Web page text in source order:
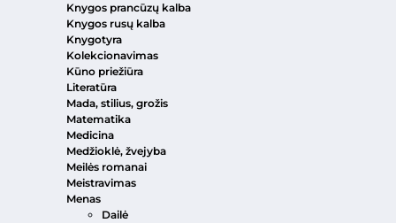
Knygos prancūzų kalba
Knygos rusų kalba
Knygotyra
Kolekcionavimas
Kūno priežiūra
Literatūra
Mada, stilius, grožis
Matematika
Medicina
Medžioklė, žvejyba
Meilės romanai
Meistravimas
Menas
Dailė